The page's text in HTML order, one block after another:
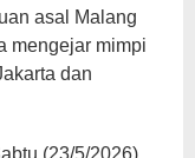
asal Malang
mengejar mimpi
dan
(23/5/2026)